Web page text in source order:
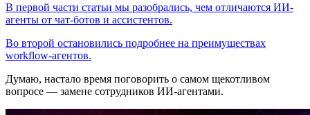
В первой части статьи мы разобрались, чем отличаются ИИ-
агенты от чат-ботов и ассистентов.
Во второй остановились подробнее на преимуществах
workflow-агентов.
Думаю, настало время поговорить о самом щекотливом
вопросе — замене сотрудников ИИ-агентами.